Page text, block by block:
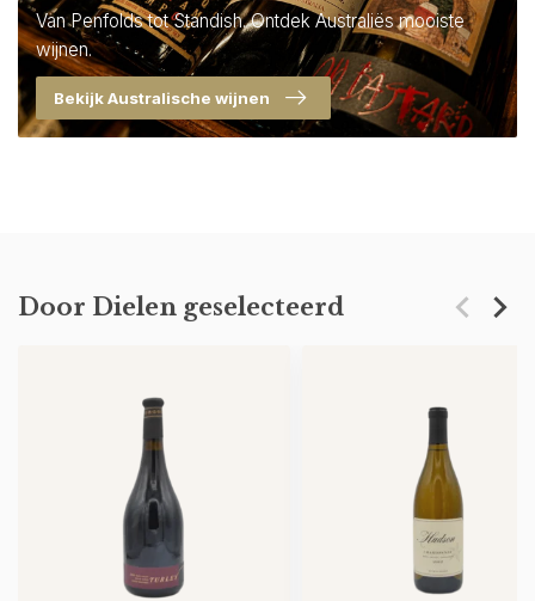
Van Penfolds tot Standish. Ontdek Australiës mooiste
wijnen.
Bekijk Australische wijnen
Door Dielen geselecteerd